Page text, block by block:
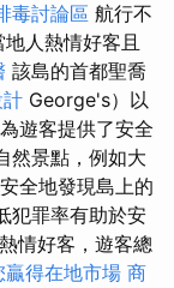
毒討論區 航行不
人熱情好客且
該島的首都聖喬
計 George's）以
遊客提供了安全
然景點，例如大
全地發現島上的
犯罪率有助於安
情好客，遊客總
贏得在地市場 商